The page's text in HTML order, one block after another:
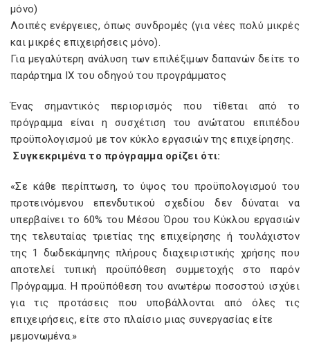
μόνο)
Λοιπές ενέργειες, όπως συνδρομές (για νέες πολύ μικρές
και μικρές επιχειρήσεις μόνο).
Για μεγαλύτερη ανάλυση των επιλέξιμων δαπανών δείτε το
παράρτημα IX του οδηγού του προγράμματος
Ένας σημαντικός περιορισμός που τίθεται από το
πρόγραμμα είναι η συσχέτιση του ανώτατου επιπέδου
προϋπολογισμού με τον κύκλο εργασιών της επιχείρησης.
Συγκεκριμένα το πρόγραμμα ορίζει ότι:
«Σε κάθε περίπτωση, το ύψος του προϋπολογισμού του
προτεινόμενου επενδυτικού σχεδίου δεν δύναται να
υπερβαίνει το 60% του Μέσου Όρου του Κύκλου εργασιών
της τελευταίας τριετίας της επιχείρησης ή τουλάχιστον
της 1 δωδεκάμηνης πλήρους διαχειριστικής χρήσης που
αποτελεί τυπική προϋπόθεση συμμετοχής στο παρόν
Πρόγραμμα. Η προϋπόθεση του ανωτέρω ποσοστού ισχύει
για τις προτάσεις που υποβάλλονται από όλες τις
επιχειρήσεις, είτε στο πλαίσιο μιας συνεργασίας είτε
μεμονωμένα.»